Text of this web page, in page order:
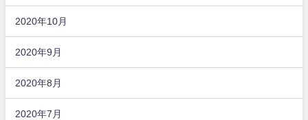
2020年10月
2020年9月
2020年8月
2020年7月